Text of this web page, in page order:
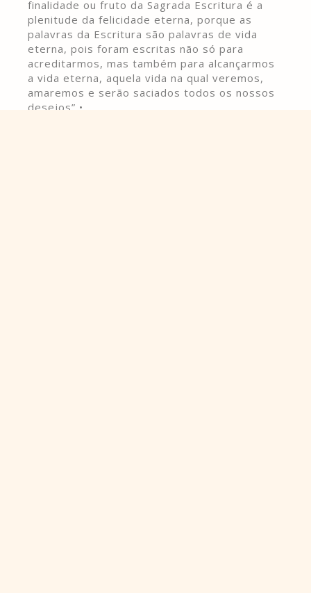
finalidade ou fruto da Sagrada Escritura é a
plenitude da felicidade eterna, porque as
palavras da Escritura são palavras de vida
eterna, pois foram escritas não só para
acreditarmos, mas também para alcançarmos
a vida eterna, aquela vida na qual veremos,
amaremos e serão saciados todos os nossos
desejos” •